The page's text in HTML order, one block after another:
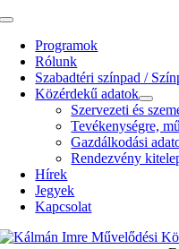
Kihagyás
Toggle
NavigationProgramok
Rólunk
Szabadtéri színpad /
Közérdekű adatok
Szervezeti és
Tevékenységre,
Gazdálkodási
Rendezvény
Hírek
Jegyek
Kapcsolat